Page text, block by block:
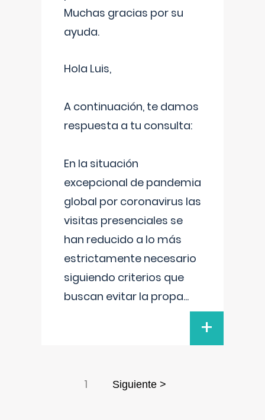
Muchas gracias por su
ayuda.
Hola Luis,
A continuación, te damos
respuesta a tu consulta:
En la situación
excepcional de pandemia
global por coronavirus las
visitas presenciales se
han reducido a lo más
estrictamente necesario
siguiendo criterios que
buscan evitar la propa...
+
1 Siguiente >